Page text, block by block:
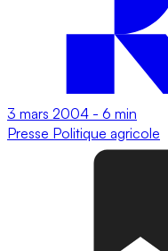
3 mars 2004 - 6 min
Presse Politique agricole